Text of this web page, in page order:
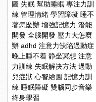
圖 失眠 幫助睡眠 專注力訓
練 管理情緒 學習障礙 睡不
著怎麼辦 增強記憶力 潛能
開發 全腦開發 壓力大怎麼
辦 adhd 注意力缺陷過動症
晚上睡不着 静坐冥想 注意
力訓練 失眠解决方法 過動
兒症狀 心智繪圖 記憶力訓
練 睡眠障礙 雙腦同步音樂
終身學習